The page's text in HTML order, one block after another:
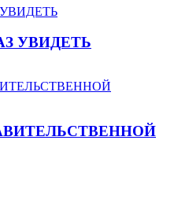
УВИДЕТЬ